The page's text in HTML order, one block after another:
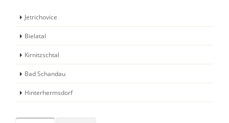
Jetrichovice
Bielatal
Kirnitzschtal
Bad Schandau
Hinterhermsdorf